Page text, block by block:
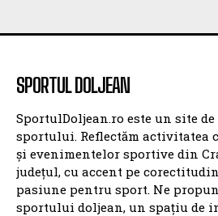
SPORTUL
SPORTUL DOLJEAN
SportulDoljean.ro este un site
sportului. Reflectăm activitatea